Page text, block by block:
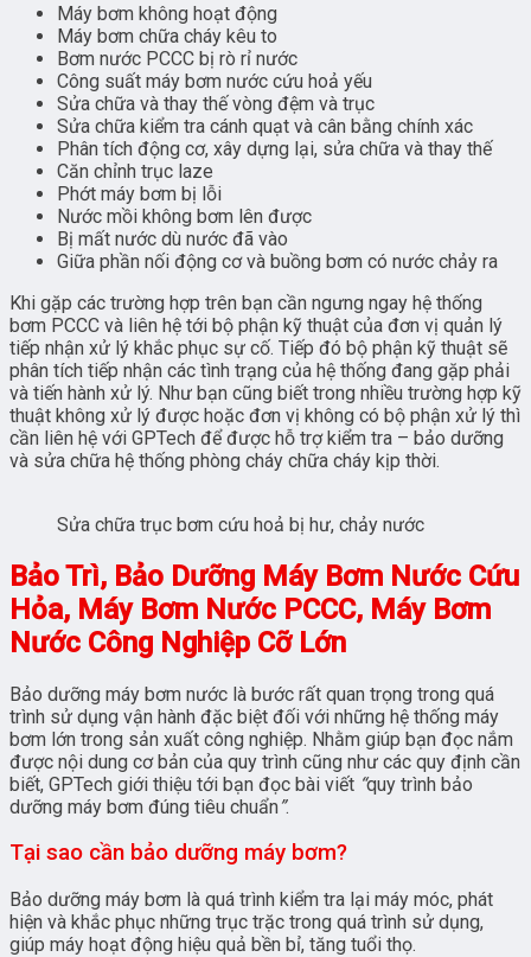
Máy bơm không hoạt động
Máy bơm chữa cháy kêu to
Bơm nước PCCC bị rò rỉ nước
Công suất máy bơm nước cứu hoả yếu
Sửa chữa và thay thế vòng đệm và trục
Sửa chữa kiểm tra cánh quạt và cân bằng chính xác
Phân tích động cơ, xây dựng lại, sửa chữa và thay thế
Căn chỉnh trục laze
Phớt máy bơm bị lỗi
Nước mồi không bơm lên được
Bị mất nước dù nước đã vào
Giữa phần nối động cơ và buồng bơm có nước chảy ra
Khi gặp các trường hợp trên bạn cần ngưng ngay hệ thống
bơm PCCC và liên hệ tới bộ phận kỹ thuật của đơn vị quản lý
tiếp nhận xử lý khắc phục sự cố. Tiếp đó bộ phận kỹ thuật sẽ
phân tích tiếp nhận các tình trạng của hệ thống đang gặp phải
và tiến hành xử lý. Như bạn cũng biết trong nhiều trường hợp kỹ
thuật không xử lý được hoặc đơn vị không có bộ phận xử lý thì
cần liên hệ với GPTech để được hỗ trợ kiểm tra – bảo dưỡng
và sửa chữa hệ thống phòng cháy chữa cháy kịp thời.
Sửa chữa trục bơm cứu hoả bị hư, chảy nước
Bảo Trì, Bảo Dưỡng Máy Bơm Nước Cứu
Hỏa, Máy Bơm Nước PCCC, Máy Bơm
Nước Công Nghiệp Cỡ Lớn
Bảo dưỡng máy bơm nước là bước rất quan trọng trong quá
trình sử dụng vận hành đặc biệt đối với những hệ thống máy
bơm lớn trong sản xuất công nghiệp. Nhằm giúp bạn đọc nắm
được nội dung cơ bản của quy trình cũng như các quy định cần
biết, GPTech giới thiệu tới bạn đọc bài viết “quy trình bảo
dưỡng máy bơm đúng tiêu chuẩn ”.
Tại sao cần bảo dưỡng máy bơm?
Bảo dưỡng máy bơm là quá trình kiểm tra lại máy móc, phát
hiện và khắc phục những trục trặc trong quá trình sử dụng,
giúp máy hoạt động hiệu quả bền bỉ, tăng tuổi thọ.